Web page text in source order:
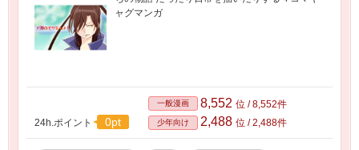
ャグマンガ
24h.ポイント 0pt
一般漫画 8,552 位 / 8,552件
少年向け 2,488 位 / 2,488件